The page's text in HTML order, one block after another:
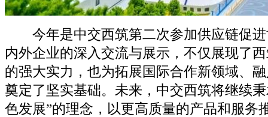
今年是中交西筑第二次参加供应链促进
内外企业的深入交流与展示，不仅展现了
的强大实力，也为拓展国际合作新领域、
奠定了坚实基础。未来，中交西筑将继续
色发展”的理念，以更高质量的产品和服务